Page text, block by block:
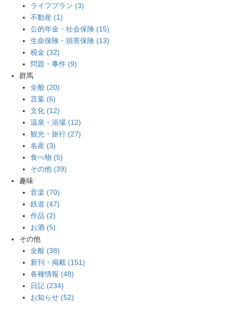
ライフプラン (3)
不動産 (1)
公的年金・社会保険 (15)
生命保険・損害保険 (13)
税金 (32)
問題・事件 (9)
群馬
全般 (20)
言葉 (6)
文化 (12)
温泉・浴場 (12)
観光・旅行 (27)
名産 (3)
食べ物 (5)
その他 (39)
趣味
音楽 (70)
鉄道 (47)
作品 (2)
お酒 (5)
その他
全般 (38)
新刊・掲載 (151)
各種情報 (48)
日記 (234)
お知らせ (52)